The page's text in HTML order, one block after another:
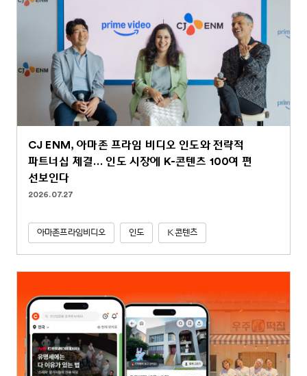
CJ ENM, 아마존 프라임 비디오 인도와 전략적
파트너십 체결… 인도 시장에 K-콘텐츠 100여 편
선보인다
2026.07.27
아마존프라임비디오 인도 K콘텐츠